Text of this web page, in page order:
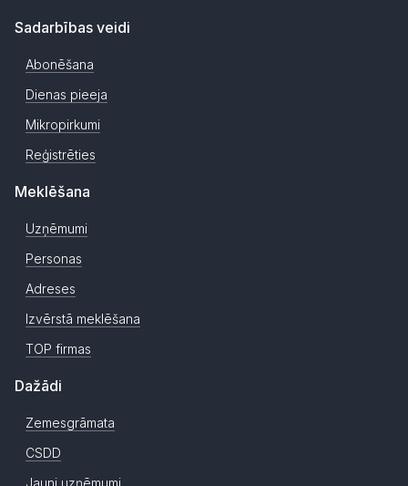
Sadarbības veidi
Abonēšana
Dienas pieeja
Mikropirkumi
Reģistrēties
Meklēšana
Uzņēmumi
Personas
Adreses
Izvērstā meklēšana
TOP firmas
Dažādi
Zemesgrāmata
CSDD
Jauni uzņēmumi